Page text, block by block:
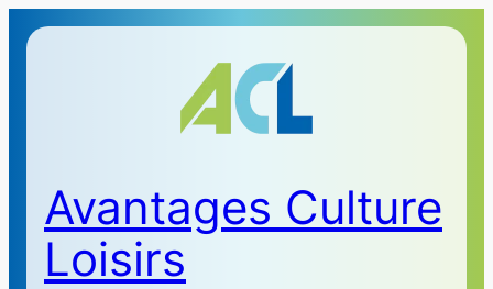
Avantages Culture
Loisirs